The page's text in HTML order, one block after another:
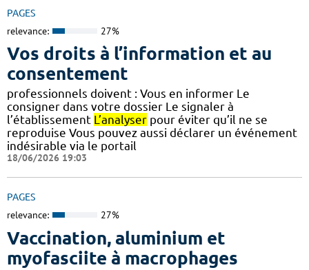
PAGES
relevance: 27%
Vos droits à l’information et au
consentement
professionnels doivent : Vous en informer Le
consigner dans votre dossier Le signaler à
l’établissement L’analyser pour éviter qu’il ne se
reproduise Vous pouvez aussi déclarer un événement
indésirable via le portail
18/06/2026 19:03
PAGES
relevance: 27%
Vaccination, aluminium et
myofasciite à macrophages